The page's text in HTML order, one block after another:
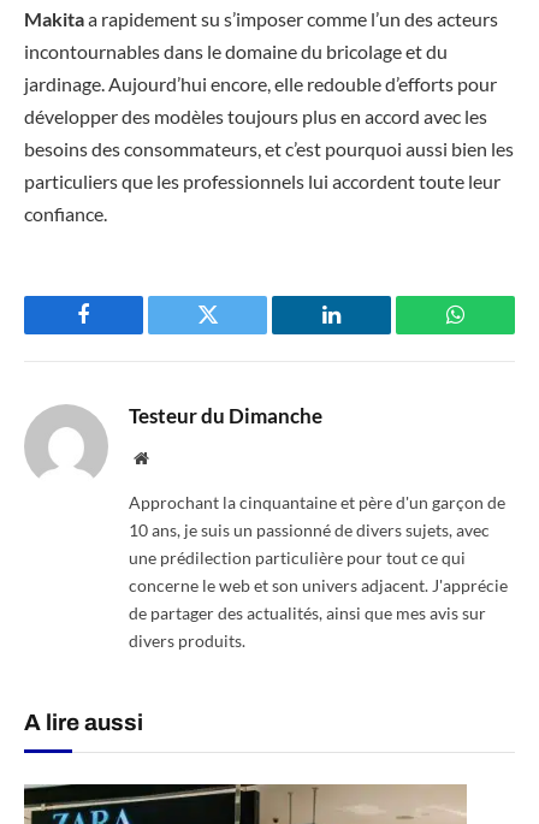
Makitaa rapidement su s’imposer comme l’un des acteurs
incontournables dans le domaine du bricolage et du
jardinage. Aujourd’hui encore, elle redouble d’efforts pour
développer des modèles toujours plus en accord avec les
besoins des consommateurs, et c’est pourquoi aussi bien les
particuliers que les professionnels lui accordent toute leur
confiance.
Facebook Twitter LinkedIn
Testeur du Dimanche
Website
Approchant la cinquantaine et père d'un garçon de
10 ans, je suis un passionné de divers sujets, avec
une prédilection particulière pour tout ce qui
concerne le web et son univers adjacent. J'apprécie
de partager des actualités, ainsi que mes avis sur
divers produits.
A lire aussi